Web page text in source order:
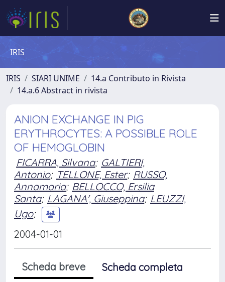
IRIS
IRIS SIARI UNIME
14.a Contributo in Rivista
14.a.6 Abstract in rivista
ANION EXCHANGE IN PIG
ERYTHROCYTES: A POSSIBLE ROLE
OF HEMOGLOBIN
FICARRA, Silvana; GALTIERI,
Antonio; TELLONE, Ester; RUSSO,
Annamaria; BELLOCCO, Ersilia
Santa; LAGANA', Giuseppina; LEUZZI,
Ugo;
2004-01-01
Scheda breve
Scheda completa